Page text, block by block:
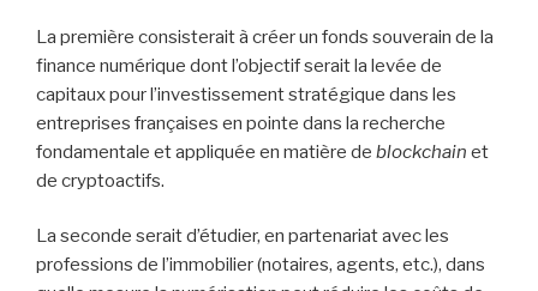
La première consisterait à créer un fonds souverain de la
finance numérique dont l’objectif serait la levée de
capitaux pour l’investissement stratégique dans les
entreprises françaises en pointe dans la recherche
fondamentale et appliquée en matière de blockchain et
de cryptoactifs.
La seconde serait d’étudier, en partenariat avec les
professions de l’immobilier (notaires, agents, etc.), dans